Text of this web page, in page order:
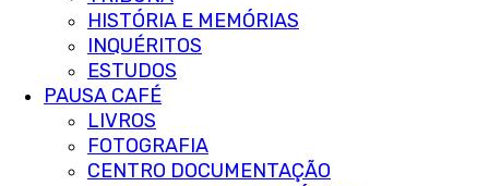
HISTÓRIA E MEMÓRIAS
INQUÉRITOS
ESTUDOS
PAUSA CAFÉ
LIVROS
FOTOGRAFIA
CENTRO DOCUMENTAÇÃO